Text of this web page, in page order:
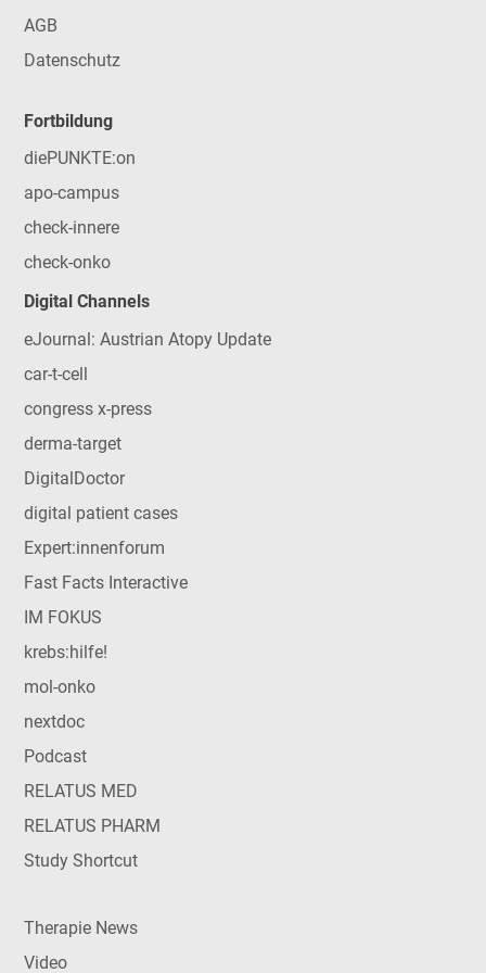
AGB
Datenschutz
Fortbildung
diePUNKTE:on
apo-campus
check-innere
check-onko
Digital Channels
eJournal: Austrian Atopy Update
car-t-cell
congress x-press
derma-target
DigitalDoctor
digital patient cases
Expert:innenforum
Fast Facts Interactive
IM FOKUS
krebs:hilfe!
mol-onko
nextdoc
Podcast
RELATUS MED
RELATUS PHARM
Study Shortcut
Therapie News
Video